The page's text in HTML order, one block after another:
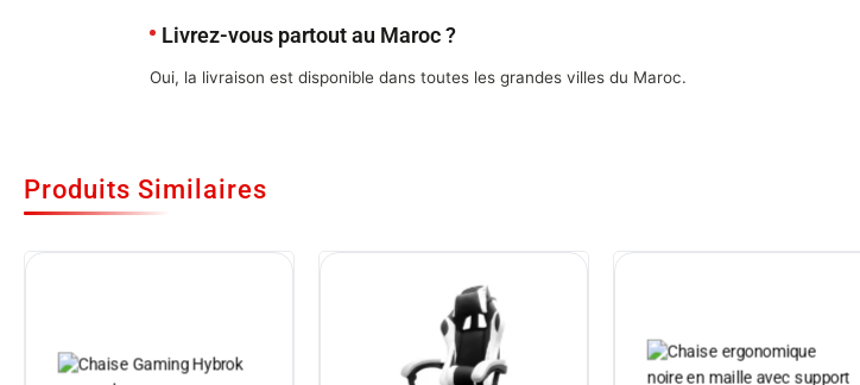
Livrez-vous partout au Maroc ?
Oui, la livraison est disponible dans toutes les grandes villes du Maroc.
Produits Similaires